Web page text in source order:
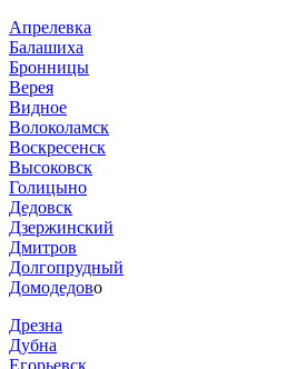
Апрелевка
Балашиха
Бронницы
Верея
Видное
Волоколамск
Воскресенск
Высоковск
Голицыно
Дедовск
Дзержинский
Дмитров
Долгопрудный
Домодедово
Дрезна
Дубна
Егорьевск